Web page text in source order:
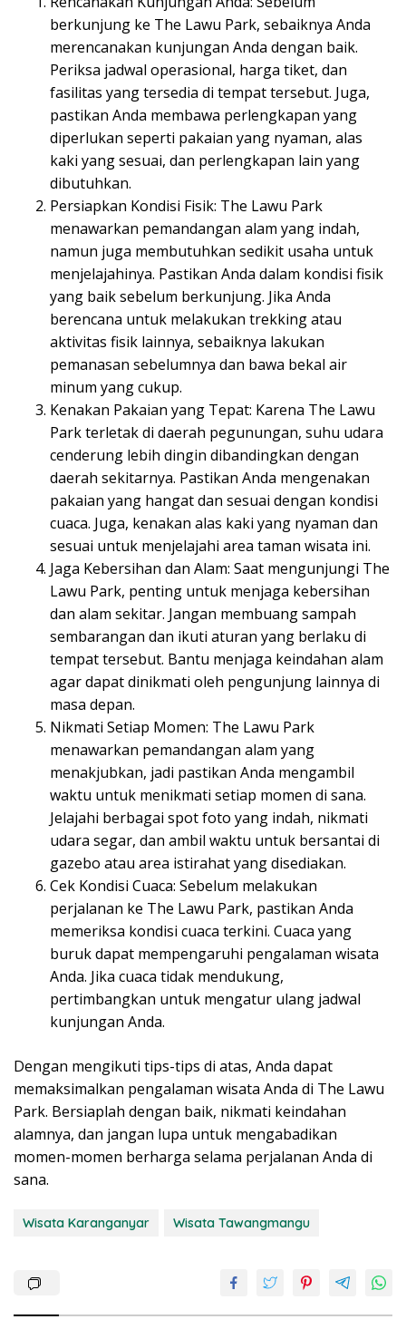
berkunjung ke The Lawu Park, sebaiknya Anda
merencanakan kunjungan Anda dengan baik.
Periksa jadwal operasional, harga tiket, dan
fasilitas yang tersedia di tempat tersebut. Juga,
pastikan Anda membawa perlengkapan yang
diperlukan seperti pakaian yang nyaman, alas
kaki yang sesuai, dan perlengkapan lain yang
dibutuhkan.
Persiapkan Kondisi Fisik: The Lawu Park
menawarkan pemandangan alam yang indah,
namun juga membutuhkan sedikit usaha untuk
menjelajahinya. Pastikan Anda dalam kondisi fisik
yang baik sebelum berkunjung. Jika Anda
berencana untuk melakukan trekking atau
aktivitas fisik lainnya, sebaiknya lakukan
pemanasan sebelumnya dan bawa bekal air
minum yang cukup.
Kenakan Pakaian yang Tepat: Karena The Lawu
Park terletak di daerah pegunungan, suhu udara
cenderung lebih dingin dibandingkan dengan
daerah sekitarnya. Pastikan Anda mengenakan
pakaian yang hangat dan sesuai dengan kondisi
cuaca. Juga, kenakan alas kaki yang nyaman dan
sesuai untuk menjelajahi area taman wisata ini.
Jaga Kebersihan dan Alam: Saat mengunjungi The
Lawu Park, penting untuk menjaga kebersihan
dan alam sekitar. Jangan membuang sampah
sembarangan dan ikuti aturan yang berlaku di
tempat tersebut. Bantu menjaga keindahan alam
agar dapat dinikmati oleh pengunjung lainnya di
masa depan.
Nikmati Setiap Momen: The Lawu Park
menawarkan pemandangan alam yang
menakjubkan, jadi pastikan Anda mengambil
waktu untuk menikmati setiap momen di sana.
Jelajahi berbagai spot foto yang indah, nikmati
udara segar, dan ambil waktu untuk bersantai di
gazebo atau area istirahat yang disediakan.
Cek Kondisi Cuaca: Sebelum melakukan
perjalanan ke The Lawu Park, pastikan Anda
memeriksa kondisi cuaca terkini. Cuaca yang
buruk dapat mempengaruhi pengalaman wisata
Anda. Jika cuaca tidak mendukung,
pertimbangkan untuk mengatur ulang jadwal
kunjungan Anda.
Dengan mengikuti tips-tips di atas, Anda dapat
memaksimalkan pengalaman wisata Anda di The Lawu
Park. Bersiaplah dengan baik, nikmati keindahan
alamnya, dan jangan lupa untuk mengabadikan
momen-momen berharga selama perjalanan Anda di
sana.
Wisata Karanganyar Wisata Tawangmangu